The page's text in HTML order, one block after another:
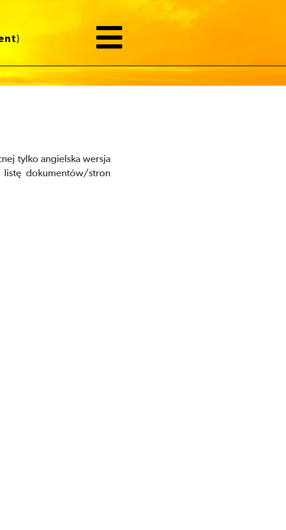
)
tylko angielska wersja
listę dokumentów/stron